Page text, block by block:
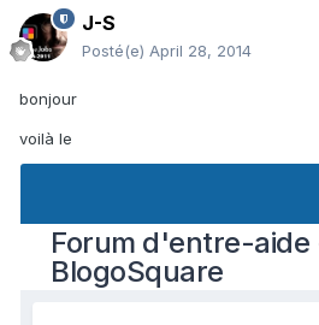
J-S
Posté(e) April 28, 2014
bonjour
voilà le